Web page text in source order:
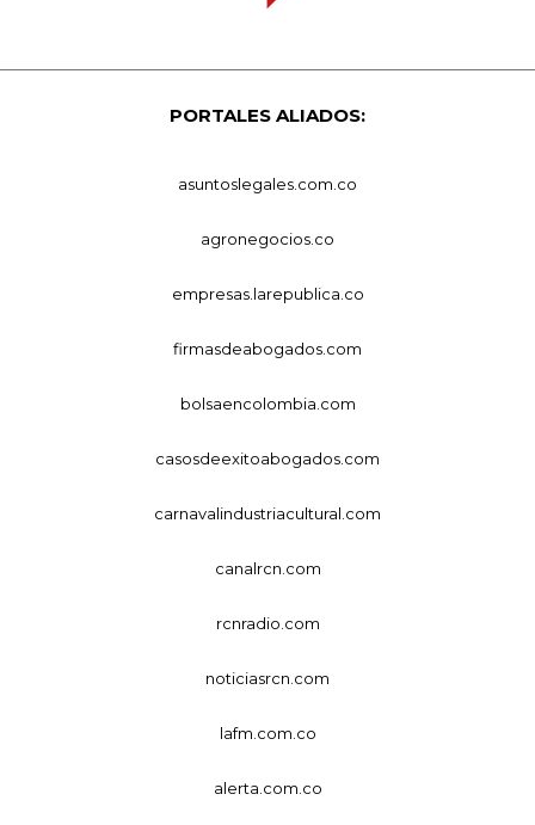
PORTALES ALIADOS:
asuntoslegales.com.co
agronegocios.co
empresas.larepublica.co
firmasdeabogados.com
bolsaencolombia.com
casosdeexitoabogados.com
carnavalindustriacultural.com
canalrcn.com
rcnradio.com
noticiasrcn.com
lafm.com.co
alerta.com.co